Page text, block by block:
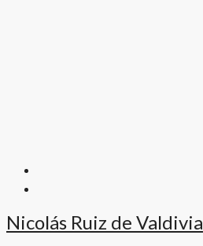
Nicolás Ruiz de Valdivia